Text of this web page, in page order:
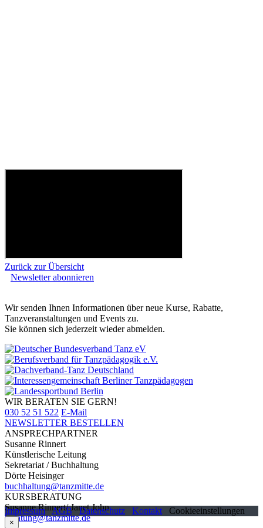
Zurück zur Übersicht
Newsletter abonnieren
Wir senden Ihnen Informationen über neue Kurse, Rabatte,
Tanzveranstaltungen und Events zu.
Sie können sich jederzeit wieder abmelden.
WIR BERATEN SIE GERN!
030 52 51 522 E-Mail
NEWSLETTER BESTELLEN
ANSPRECHPARTNER
Susanne Rinnert
Künstlerische Leitung
Sekretariat / Buchhaltung
Dörte Heisinger
buchhaltung@tanzmitte.de
KURSBERATUNG
Susanne Rinnert/ Janet John
beratung@tanzmitte.de
Impressum AGB Datenschutz Kontakt Cookieeinstellungen
×